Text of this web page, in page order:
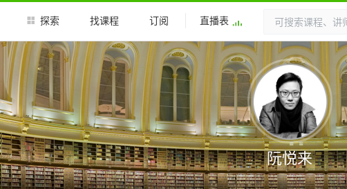
探索 找课程 订阅 直播表
阮悦来